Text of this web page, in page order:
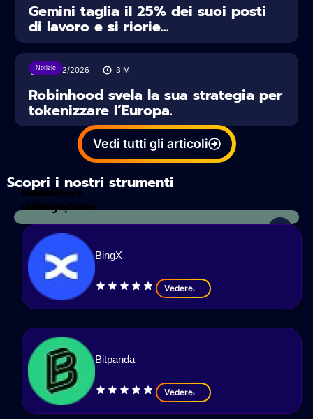
Gemini taglia il 25% dei suoi posti
di lavoro e si riorie...
Notizie
06/02/2026 3 M
Robinhood svela la sua strategia per
tokenizzare l’Europa.
Vedi tutti gli articoli
Scopri i nostri strumenti
Calcolatore
delle imposte
Analisi
crittografica
BingX
Vedere
Bitpanda
Vedere